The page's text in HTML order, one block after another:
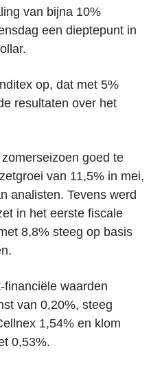
van bijna 10%
een dieptepunt in
op, dat met 5%
resultaten over het
goed te
van 11,5% in mei,
analisten. Tevens werd
in het eerste fiscale
8,8% steeg op basis
financiële waarden
van 0,20%, steeg
1,54% en klom
0,53%.